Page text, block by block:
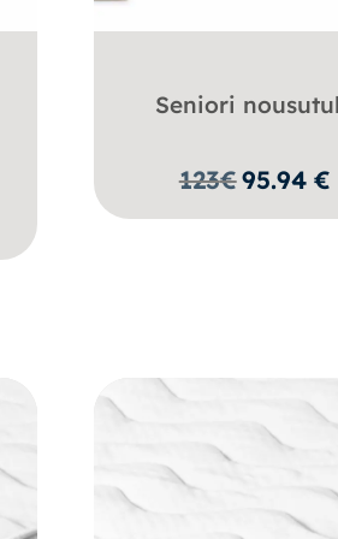
Seniori
123€95.94 €